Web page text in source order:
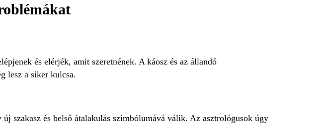
és elérjék, amit szeretnének. A káosz és az állandó
lesz a siker kulcsa.
szakasz és belső átalakulás szimbólumává válik. Az asztrológusok úgy